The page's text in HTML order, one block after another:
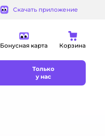
Скачать приложение
Бонусная карта Корзина
Только
у нас